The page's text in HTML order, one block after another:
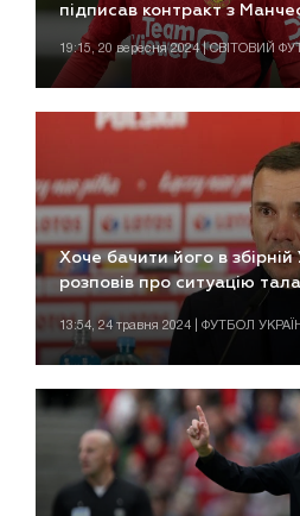
підписав контракт з
19:15, 20 вересня 2024 | СВІТОВИЙ
Хоче бачити його в
розповів про ситуацію
13:54, 24 травня 2024 | ФУТБОЛ